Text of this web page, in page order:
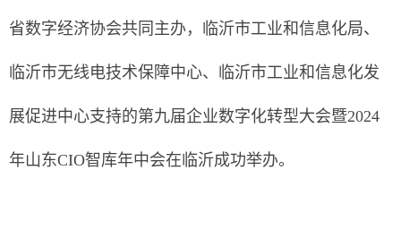
省数字经济协会共同主办，临沂市工业和信息化局、
临沂市无线电技术保障中心、临沂市工业和信息化发
展促进中心支持的第九届企业数字化转型大会暨2024
年山东CIO智库年中会在临沂成功举办。